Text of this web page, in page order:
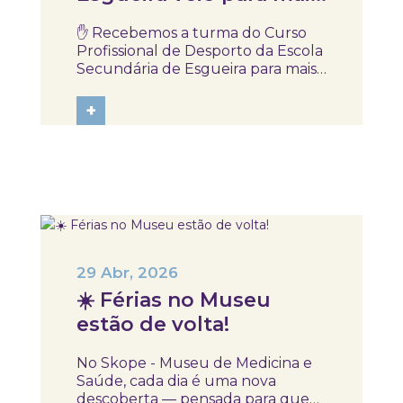
uma sessão do projeto
“Proteger está nas tuas
mãos”
✋ Recebemos a turma do Curso
Profissional de Desporto da Escola
Secundária de Esgueira para mais
está nas tuas mãos”, dedicada à
sensibilização para as infeções
+
☀️ Férias no Museu
estão de volta!
29 Abr, 2026
No Skope - Museu de Medicina e
Saúde, cada dia é uma nova
descoberta — pensada para que